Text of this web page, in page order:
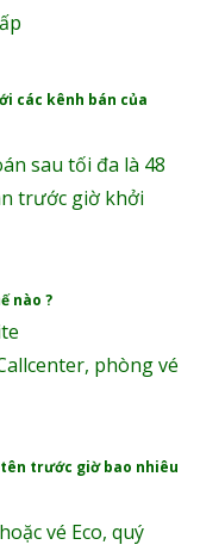
các kênh bán của
sau tối đa là 48
trước giờ khởi
nào ?
phòng vé
trước giờ bao nhiêu
vé Eco, quý